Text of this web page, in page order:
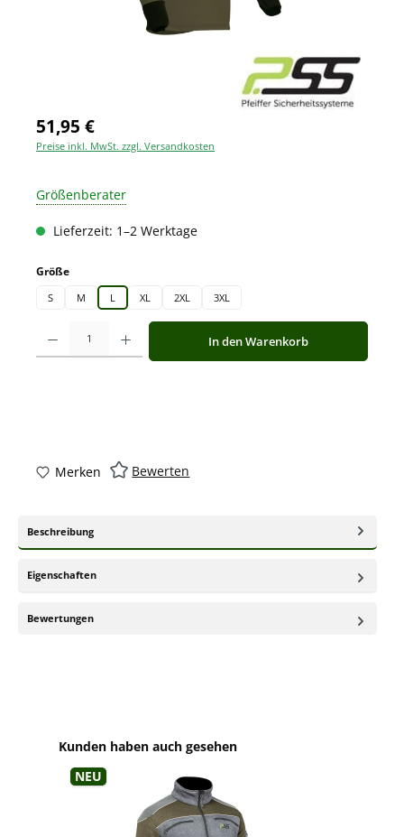
51,95 €
Preise inkl. MwSt. zzgl. Versandkosten
Größenberater
Lieferzeit: 1–2 Werktage
Größeauswählen
S M L XL 2XL 3XL
Produkt Anzahl: Gib den gewünschten Wert ein oder benutze die
In den Warenkorb
Merken Bewerten
Beschreibung
Eigenschaften
Bewertungen
Produktgalerie überspringen
Kunden haben auch gesehen
Neu